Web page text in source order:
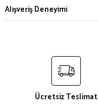
Alışveriş Deneyimi
Ücretsiz Teslimat